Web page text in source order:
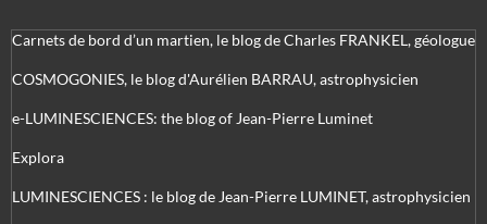
Carnets de bord d’un martien, le blog de Charles FRANKEL, géologue
COSMOGONIES, le blog d'Aurélien BARRAU, astrophysicien
e-LUMINESCIENCES: the blog of Jean-Pierre Luminet
Explora
LUMINESCIENCES : le blog de Jean-Pierre LUMINET, astrophysicien